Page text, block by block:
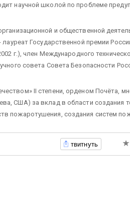
научной школой по проблеме
и общественной
Государственной премии
г.), член Международного
совета Совета Безопасности
II степени, орденом Почёта,
США) за вклад в области создания
пожаротушения, создания систем
твитнуть